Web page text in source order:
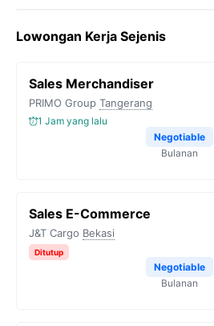
Lowongan Kerja Sejenis
Sales Merchandiser
PRIMO Group Tangerang
1 Jam yang lalu
Negotiable
Bulanan
Sales E-Commerce
J&T Cargo Bekasi
Ditutup
Negotiable
Bulanan